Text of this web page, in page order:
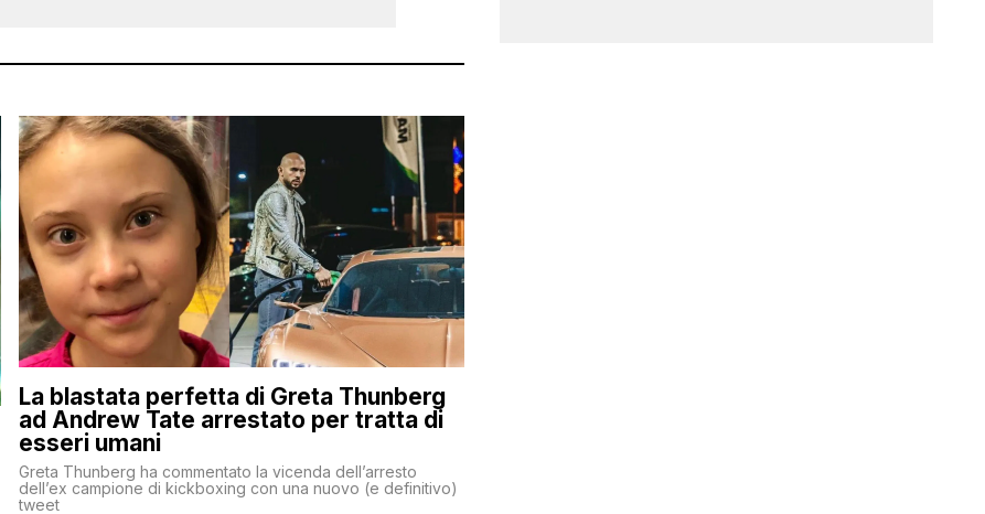
La blastata perfetta di Greta Thunberg
ad Andrew Tate arrestato per tratta di
esseri umani
Greta Thunberg ha commentato la vicenda dell’arresto
dell’ex campione di kickboxing con una nuovo (e definitivo)
tweet